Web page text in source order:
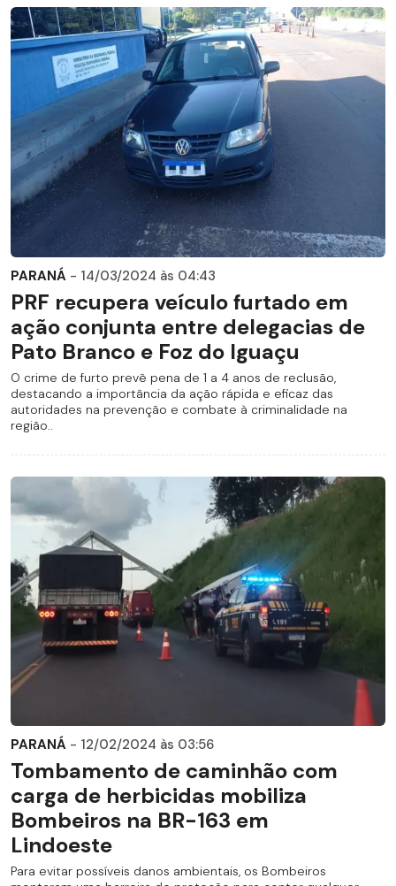
PARANÁ - 14/03/2024 às 04:43
PRF recupera veículo furtado em
ação conjunta entre delegacias de
Pato Branco e Foz do Iguaçu
O crime de furto prevê pena de 1 a 4 anos de reclusão,
destacando a importância da ação rápida e eficaz das
autoridades na prevenção e combate à criminalidade na
região..
PARANÁ - 12/02/2024 às 03:56
Tombamento de caminhão com
carga de herbicidas mobiliza
Bombeiros na BR-163 em
Lindoeste
Para evitar possíveis danos ambientais, os Bombeiros